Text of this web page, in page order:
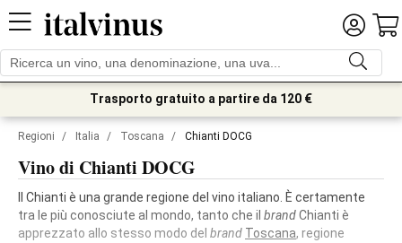
Trasporto gratuito a partire da 120 €
Regioni / Italia / Toscana / Chianti DOCG
Vino di Chianti DOCG
Il Chianti è una grande regione del vino italiano. È certamente
tra le più conosciute al mondo, tanto che il brandChianti è
apprezzato allo stesso modo del brand Toscana, regione